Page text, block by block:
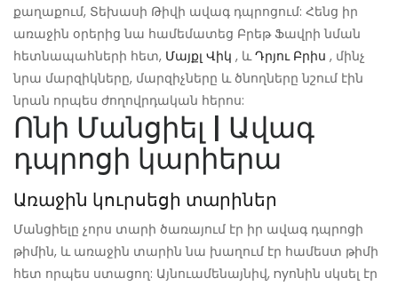
քաղաքում, Տեխասի Թիվի ավագ դպրոցում: Հենց իր
առաջին օրերից նա համեմատեց Բրեթ Ֆավրի նման
հետնապահների հետ, Մայքլ Վիկ , ևԴրյու Բրիս , մինչ
նրա մարզիկները, մարզիչները և ծնողները նշում էին
նրան որպես ժողովրդական հերոս:
Ոնի Մանցիել | Ավագ
դպրոցի կարիերա
Առաջին կուրսեցի տարիներ
Մանցիելը չորս տարի ծառայում էր իր ավագ դպրոցի
թիմին, և առաջին տարին նա խաղում էր համեստ թիմի
հետ որպես ստացող: Այնուամենայնիվ, nyոնին սկսել էր